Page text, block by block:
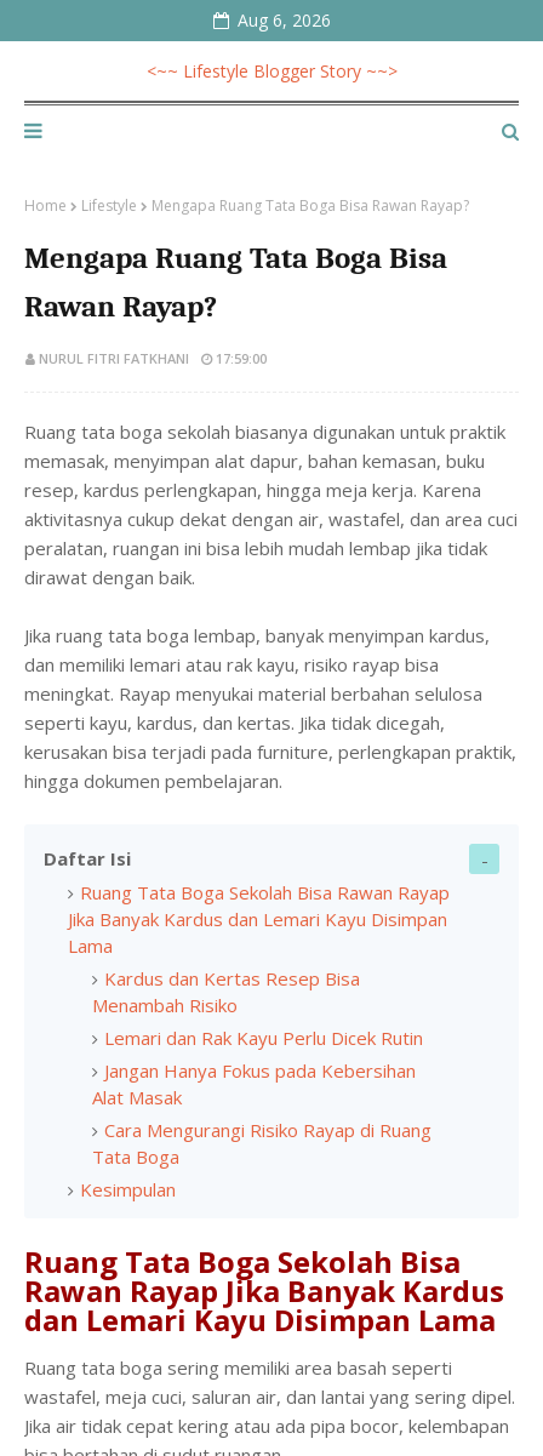
Aug 6, 2026
<~~ Lifestyle Blogger Story ~~>
Home Lifestyle Mengapa Ruang Tata Boga Bisa Rawan Rayap?
Mengapa Ruang Tata Boga Bisa
Rawan Rayap?
NURUL FITRI FATKHANI 17:59:00
Ruang tata boga sekolah biasanya digunakan untuk praktik
memasak, menyimpan alat dapur, bahan kemasan, buku
resep, kardus perlengkapan, hingga meja kerja. Karena
aktivitasnya cukup dekat dengan air, wastafel, dan area cuci
peralatan, ruangan ini bisa lebih mudah lembap jika tidak
dirawat dengan baik.
Jika ruang tata boga lembap, banyak menyimpan kardus,
dan memiliki lemari atau rak kayu, risiko rayap bisa
meningkat. Rayap menyukai material berbahan selulosa
seperti kayu, kardus, dan kertas. Jika tidak dicegah,
kerusakan bisa terjadi pada furniture, perlengkapan praktik,
hingga dokumen pembelajaran.
Daftar Isi
Ruang Tata Boga Sekolah Bisa Rawan Rayap
Jika Banyak Kardus dan Lemari Kayu Disimpan
Lama
Kardus dan Kertas Resep Bisa
Menambah Risiko
Lemari dan Rak Kayu Perlu Dicek Rutin
Jangan Hanya Fokus pada Kebersihan
Alat Masak
Cara Mengurangi Risiko Rayap di Ruang
Tata Boga
Kesimpulan
Ruang Tata Boga Sekolah Bisa
Rawan Rayap Jika Banyak Kardus
dan Lemari Kayu Disimpan Lama
Ruang tata boga sering memiliki area basah seperti
wastafel, meja cuci, saluran air, dan lantai yang sering dipel.
Jika air tidak cepat kering atau ada pipa bocor, kelembapan